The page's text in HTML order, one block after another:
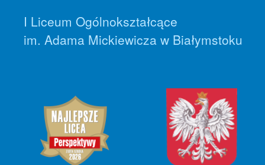
I Liceum Ogólnokształcące
im. Adama Mickiewicza w Białymstoku